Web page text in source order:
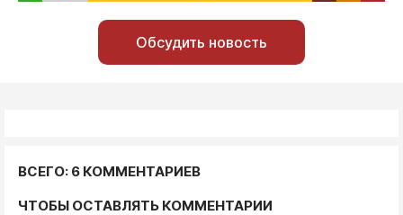
Обсудить новость
ВСЕГО: 6 КОММЕНТАРИЕВ
ЧТОБЫ ОСТАВЛЯТЬ КОММЕНТАРИИ